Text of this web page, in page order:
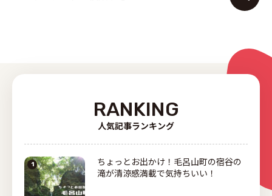
RANKING
人気記事ランキング
ちょっとお出かけ！毛呂山町の宿谷の
滝が清涼感満載で気持ちいい！